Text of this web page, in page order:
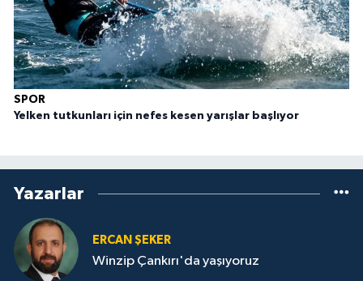
SPOR
Yelken tutkunları için nefes kesen yarışlar başlıyor
Yazarlar
ERCAN ŞEKER
Winzip Çankırı'da yaşıyoruz